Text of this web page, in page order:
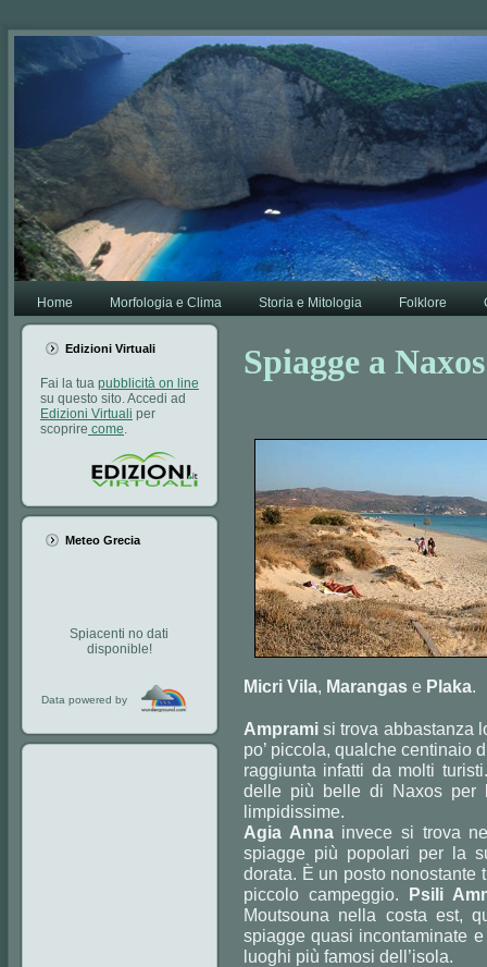
Home Morfologia e Clima Storia e Mitologia Folklore
Edizioni Virtuali
Fai la tua pubblicità on line
su questo sito. Accedi ad
Edizioni Virtuali per
scoprire come.
Meteo Grecia
Spiacenti no dati
disponible!
Data powered by
Spiagge a Naxos
Micri Vila, Marangas e Plaka.
Amprami si trova abbastanza
po’ piccola, qualche centinaio
raggiunta infatti da molti
delle più belle di Naxos per
limpidissime.
Agia Annainvece si trova
spiagge più popolari per la
dorata. È un posto nonostante
piccolo campeggio. Psili
Moutsouna nella costa est,
spiagge quasi incontaminate
luoghi più famosi dell’isola.